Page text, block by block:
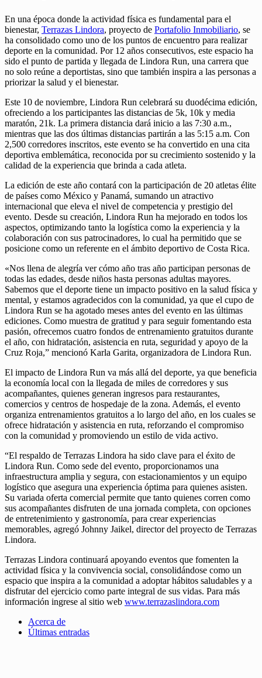
En una época donde la actividad física es fundamental para el
bienestar, Terrazas Lindora, proyecto de Portafolio Inmobiliario, se
ha consolidado como uno de los puntos de encuentro para realizar
deporte en la comunidad. Por 12 años consecutivos, este espacio ha
sido el punto de partida y llegada de Lindora Run, una carrera que
no solo reúne a deportistas, sino que también inspira a las personas a
priorizar la salud y el bienestar.
Este 10 de noviembre, Lindora Run celebrará su duodécima edición,
ofreciendo a los participantes las distancias de 5k, 10k y media
maratón, 21k. La primera distancia dará inicio a las 7:30 a.m.,
mientras que las dos últimas distancias partirán a las 5:15 a.m. Con
2,500 corredores inscritos, este evento se ha convertido en una cita
deportiva emblemática, reconocida por su crecimiento sostenido y la
calidad de la experiencia que brinda a cada atleta.
La edición de este año contará con la participación de 20 atletas élite
de países como México y Panamá, sumando un atractivo
internacional que eleva el nivel de competencia y prestigio del
evento. Desde su creación, Lindora Run ha mejorado en todos los
aspectos, optimizando tanto la logística como la experiencia y la
colaboración con sus patrocinadores, lo cual ha permitido que se
posicione como un referente en el ámbito deportivo de Costa Rica.
«Nos llena de alegría ver cómo año tras año participan personas de
todas las edades, desde niños hasta personas adultas mayores.
Sabemos que el deporte tiene un impacto positivo en la salud física y
mental, y estamos agradecidos con la comunidad, ya que el cupo de
Lindora Run se ha agotado meses antes del evento en las últimas
ediciones. Como muestra de gratitud y para seguir fomentando esta
pasión, ofrecemos cuatro fondos de entrenamiento gratuitos durante
el año, con hidratación, asistencia en ruta, seguridad y apoyo de la
Cruz Roja,” mencionó Karla Garita, organizadora de Lindora Run.
El impacto de Lindora Run va más allá del deporte, ya que beneficia
la economía local con la llegada de miles de corredores y sus
acompañantes, quienes generan ingresos para restaurantes,
comercios y centros de hospedaje de la zona. Además, el evento
organiza entrenamientos gratuitos a lo largo del año, en los cuales se
ofrece hidratación y asistencia en ruta, reforzando el compromiso
con la comunidad y promoviendo un estilo de vida activo.
“El respaldo de Terrazas Lindora ha sido clave para el éxito de
Lindora Run. Como sede del evento, proporcionamos una
infraestructura amplia y segura, con estacionamientos y un equipo
logístico que asegura una experiencia óptima para quienes asisten.
Su variada oferta comercial permite que tanto quienes corren como
sus acompañantes disfruten de una jornada completa, con opciones
de entretenimiento y gastronomía, para crear experiencias
memorables, agregó Johnny Jaikel, director del proyecto de Terrazas
Lindora.
Terrazas Lindora continuará apoyando eventos que fomenten la
actividad física y la convivencia social, consolidándose como un
espacio que inspira a la comunidad a adoptar hábitos saludables y a
disfrutar del ejercicio como parte integral de sus vidas. Para más
información ingrese al sitio web www.terrazaslindora.com
Acerca de
Últimas entradas